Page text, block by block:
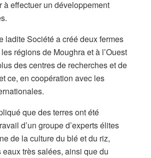
à effectuer un développement
ladite Société a créé deux fermes
régions de Moughra et à l’Ouest
des centres de recherches et de
ce, en coopération avec les
que des terres ont été
d’un groupe d’experts élites
de la culture du blé et du riz,
très salées, ainsi que du